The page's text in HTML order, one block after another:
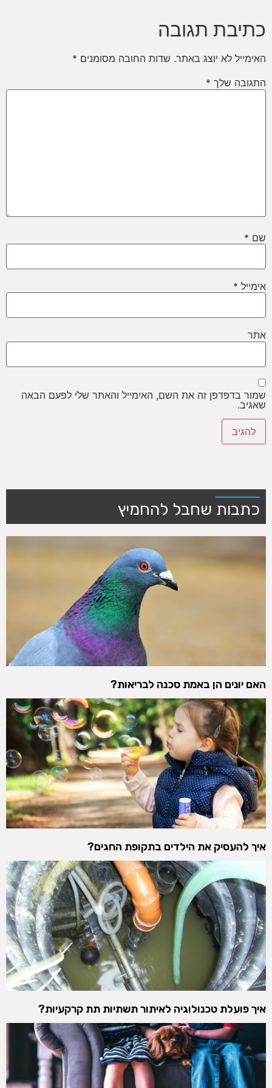
כתיבת תגובה
האימייל לא יוצג באתר. שדות החובה מסומנים *
התגובה שלך *
שם *
אימייל *
אתר
שמור בדפדפן זה את השם, האימייל והאתר שלי לפעם הבאה
שאגיב.
כתבות שחבל להחמיץ
האם יונים הן באמת סכנה לבריאות?
איך להעסיק את הילדים בתקופת החגים?
איך פועלת טכנולוגיה לאיתור תשתיות תת קרקעיות?